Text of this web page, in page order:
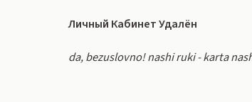
Личный Кабинет Удалён
da, bezuslovno! nashi ruki - karta